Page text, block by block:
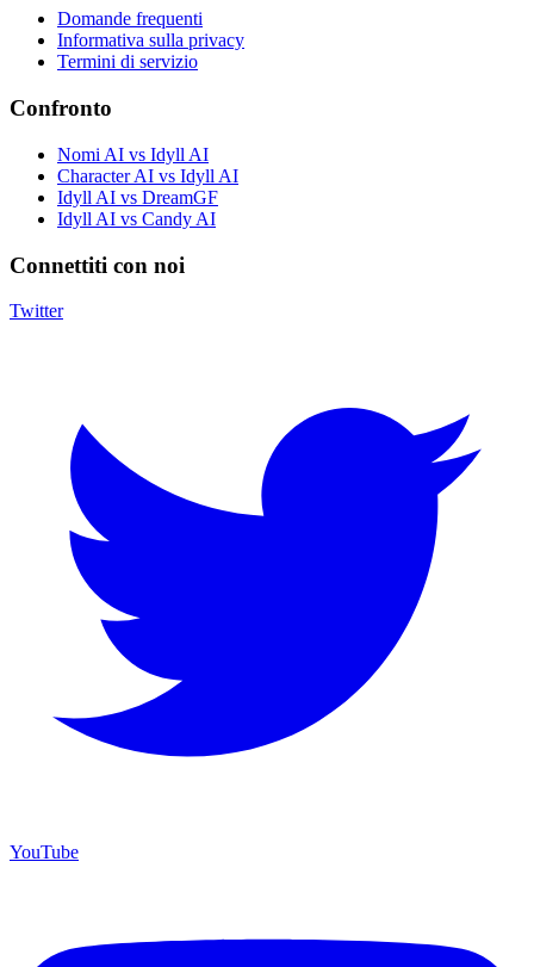
Domande frequenti
Informativa sulla privacy
Termini di servizio
Confronto
Nomi AI vs Idyll AI
Character AI vs Idyll AI
Idyll AI vs DreamGF
Idyll AI vs Candy AI
Connettiti con noi
Twitter
YouTube